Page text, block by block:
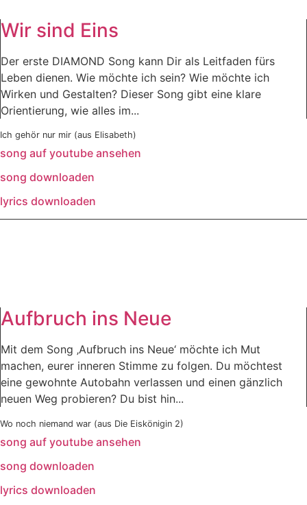
Wir sind Eins
Der erste DIAMOND Song kann Dir als Leitfaden fürs
Leben dienen. Wie möchte ich sein? Wie möchte ich
Wirken und Gestalten? Dieser Song gibt eine klare
Orientierung, wie alles im...
Ich gehör nur mir (aus Elisabeth)
song auf youtube ansehen
song downloaden
lyrics downloaden
Aufbruch ins Neue
Mit dem Song ‚Aufbruch ins Neue‘ möchte ich Mut
machen, eurer inneren Stimme zu folgen. Du möchtest
eine gewohnte Autobahn verlassen und einen gänzlich
neuen Weg probieren? Du bist hin...
Wo noch niemand war (aus Die Eiskönigin 2)
song auf youtube ansehen
song downloaden
lyrics downloaden